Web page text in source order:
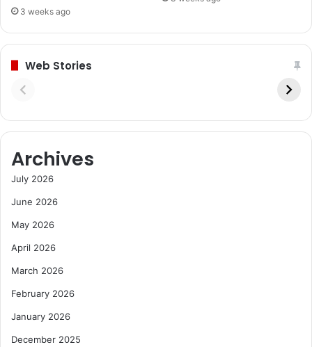
3 weeks ago
Web Stories
Archives
July 2026
June 2026
May 2026
April 2026
March 2026
February 2026
January 2026
December 2025